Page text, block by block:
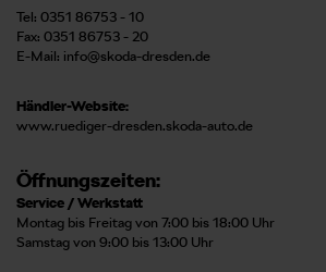
Tel: 0351 86753 - 10
Fax: 0351 86753 - 20
E-Mail: info@skoda-dresden.de
Händler-Website:
www.ruediger-dresden.skoda-auto.de
Öffnungszeiten:
Service / Werkstatt
Montag bis Freitag von 7:00 bis 18:00 Uhr
Samstag von 9:00 bis 13:00 Uhr